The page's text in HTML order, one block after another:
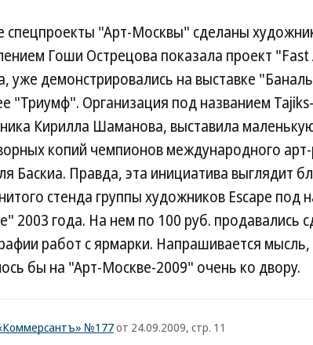
спецпроекты "Арт-Москвы" сделаны
Гоши Острецова показала проект
уже демонстрировались на выставке
"Триумф". Организация под названием
Кирилла Шаманова, выставила
копий чемпионов международного
Баскиа. Правда, эта инициатива выглядит
стенда группы художников Escape
2003 года. На нем по 100 руб. продавались
работ с ярмарки. Напрашивается
бы на "Арт-Москве-2009" очень ко двору.
№177от 24.09.2009, стр. 11